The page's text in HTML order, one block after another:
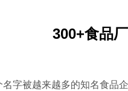
300+食品
字被越来越多的知名食